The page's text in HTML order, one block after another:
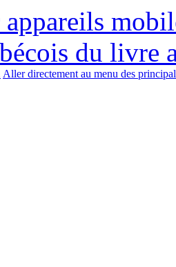
du livre
Aller directement au menu des